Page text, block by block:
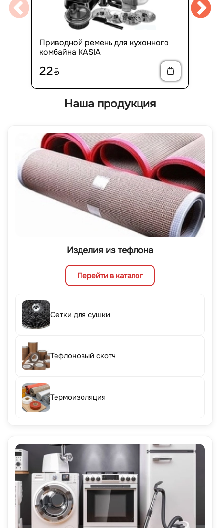
Приводной ремень для кухонного
комбайна KASIA
22BYN
Наша продукция
Изделия из тефлона
Перейти в каталог
Сетки для сушки
Тефлоновый скотч
Термоизоляция